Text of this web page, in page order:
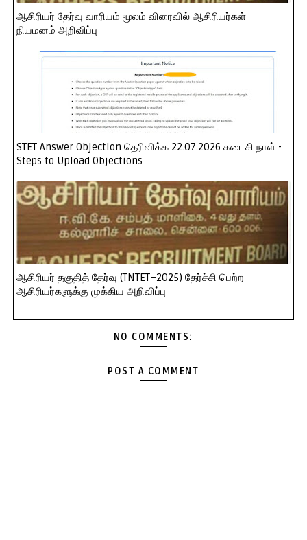
ஆசிரியர் தேர்வு வாரியம் மூலம் விரைவில் ஆசிரியர்கள்
நியமனம் அறிவிப்பு
STET Answer Objection தெரிவிக்க 22.07.2026 கடைசி நாள் -
Steps to Upload Objections
ஆசிரியர் தகுதித் தேர்வு (TNTET–2025) தேர்ச்சி பெற்ற
ஆசிரியர்களுக்கு முக்கிய அறிவிப்பு
NO COMMENTS:
POST A COMMENT